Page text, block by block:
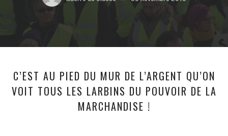
par:
on
C’EST AU PIED DU MUR DE L’ARGENT QU’ON
VOIT TOUS LES LARBINS DU POUVOIR DE LA
MARCHANDISE !